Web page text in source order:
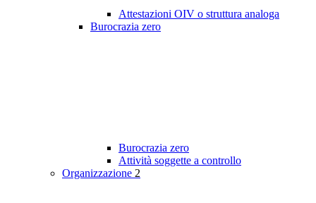
Attestazioni OIV o struttura analoga
Burocrazia zero
Burocrazia zero
Attività soggette a controllo
Organizzazione 2